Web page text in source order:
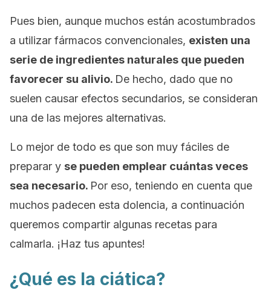
Pues bien, aunque muchos están acostumbrados
a utilizar fármacos convencionales, existen una
serie de ingredientes naturales que pueden
favorecer su alivio. De hecho, dado que no
suelen causar efectos secundarios, se consideran
una de las mejores alternativas.
Lo mejor de todo es que son muy fáciles de
preparar y se pueden emplear cuántas veces
sea necesario. Por eso, teniendo en cuenta que
muchos padecen esta dolencia, a continuación
queremos compartir algunas recetas para
calmarla. ¡Haz tus apuntes!
¿Qué es la ciática?